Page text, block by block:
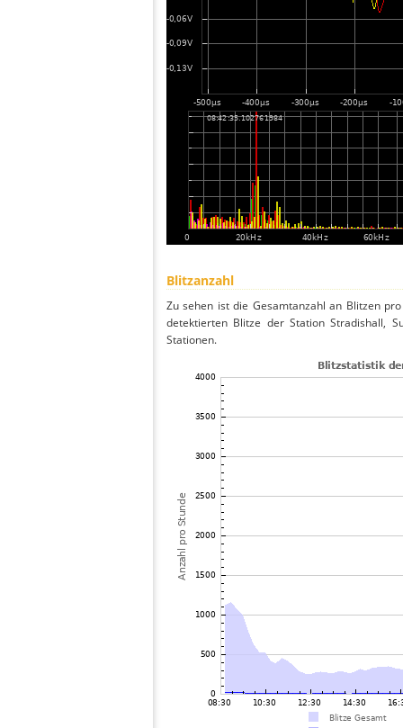
Blitzanzahl
Zu sehen ist die Gesamtanzahl an Blitzen
detektierten Blitze der Station Stradishall,
Stationen.